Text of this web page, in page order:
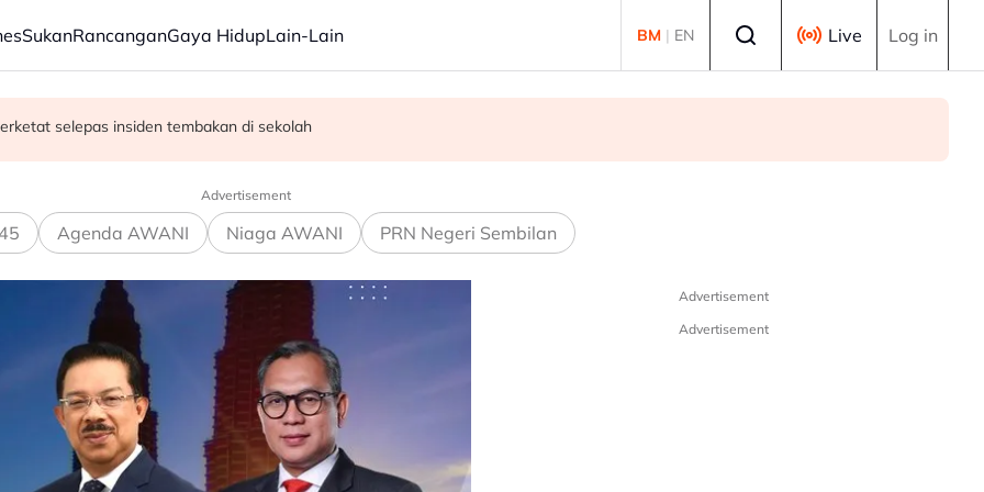
SukanRancanganGaya HidupLain-Lain BM | EN Live Log in
audio siar sentuh isu sensitiviti agama
selepas insiden tembakan di sekolah
Advertisement
Agenda AWANI Niaga AWANI PRN Negeri Sembilan
Advertisement
Advertisement